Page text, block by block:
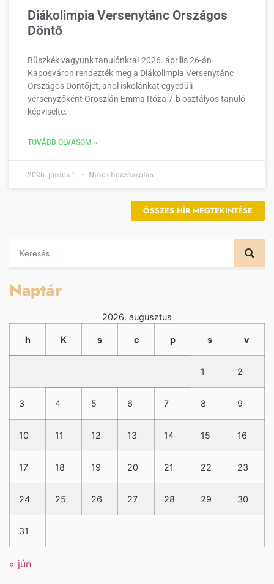
Diákolimpia Versenytánc Országos
Döntő
Büszkék vagyunk tanulónkra! 2026. április 26-án
Kaposváron rendezték meg a Diákolimpia Versenytánc
Országos Döntőjét, ahol iskolánkat egyedüli
versenyzőként Oroszlán Emma Róza 7.b osztályos tanuló
képviselte.
TOVÁBB OLVASOM »
2026. június 1. Nincs hozzászólás
ÖSSZES HÍR MEGTEKINTÉSE
Naptár
2026. augusztus
h K s c p s v
1 2
3 4 5 6 7 8 9
10 11 12 13 14 15 16
17 18 19 20 21 22 23
24 25 26 27 28 29 30
31
« jún